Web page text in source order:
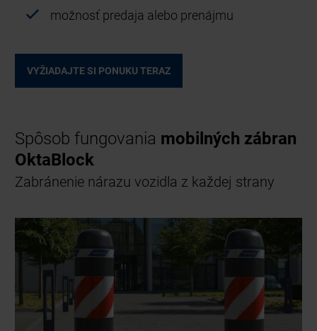
možnosť predaja alebo prenájmu
VYŽIADAJTE SI PONUKU TERAZ
Spôsob fungovania mobilných zábran
OktaBlock
Zabránenie nárazu vozidla z každej strany